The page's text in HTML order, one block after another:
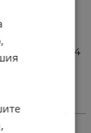
и
играе от 2 до 4